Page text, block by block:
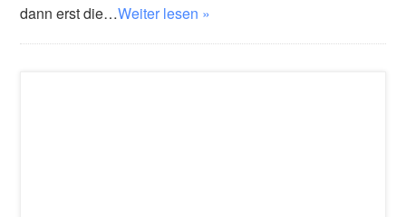
dann erst die…Weiter lesen »